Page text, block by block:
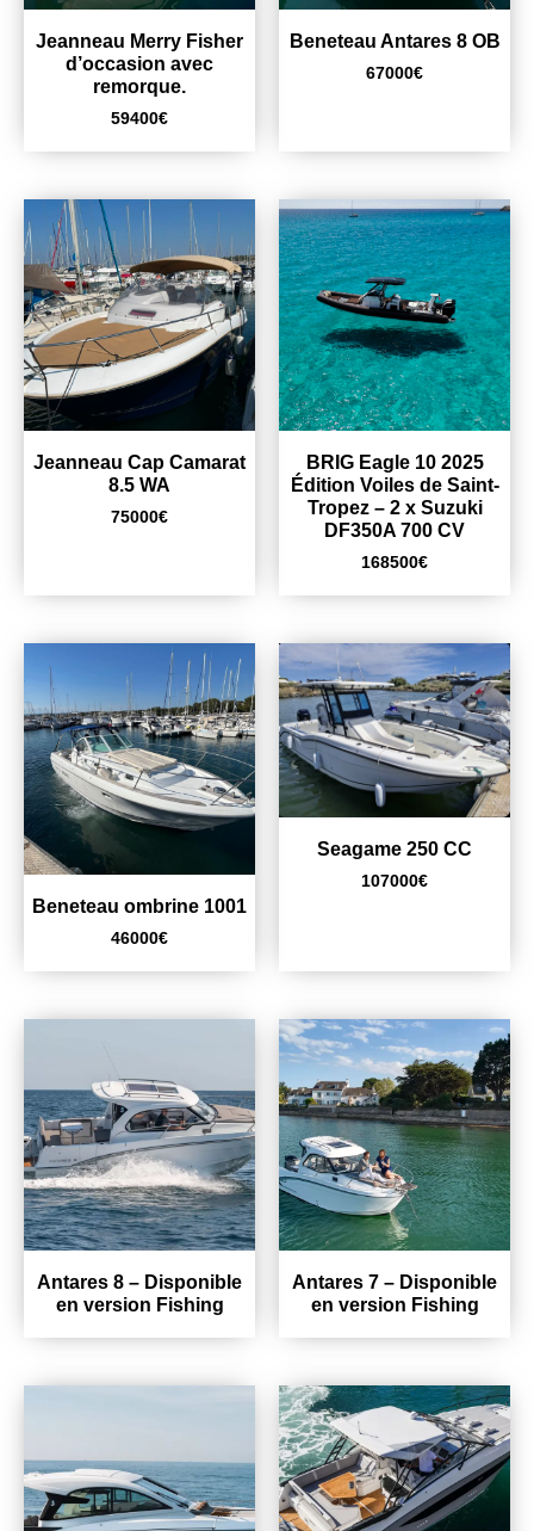
Jeanneau Merry Fisher
d’occasion avec
remorque.
59400€
Beneteau Antares 8 OB
67000€
Jeanneau Cap Camarat
8.5 WA
75000€
BRIG Eagle 10 2025
Édition Voiles de Saint-
Tropez – 2 x Suzuki
DF350A 700 CV
168500€
Beneteau ombrine 1001
46000€
Seagame 250 CC
107000€
Antares 8 – Disponible
en version Fishing
Antares 7 – Disponible
en version Fishing